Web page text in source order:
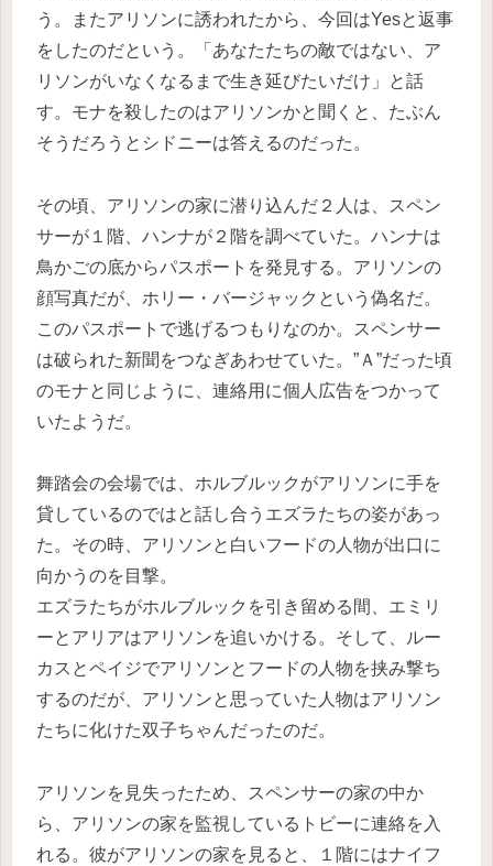
う。またアリソンに誘われたから、今回はYesと返事
をしたのだという。「あなたたちの敵ではない、ア
リソンがいなくなるまで生き延びたいだけ」と話
す。モナを殺したのはアリソンかと聞くと、たぶん
そうだろうとシドニーは答えるのだった。
その頃、アリソンの家に潜り込んだ２人は、スペン
サーが１階、ハンナが２階を調べていた。ハンナは
鳥かごの底からパスポートを発見する。アリソンの
顔写真だが、ホリー・バージャックという偽名だ。
このパスポートで逃げるつもりなのか。スペンサー
は破られた新聞をつなぎあわせていた。”Ａ”だった頃
のモナと同じように、連絡用に個人広告をつかって
いたようだ。
舞踏会の会場では、ホルブルックがアリソンに手を
貸しているのではと話し合うエズラたちの姿があっ
た。その時、アリソンと白いフードの人物が出口に
向かうのを目撃。
エズラたちがホルブルックを引き留める間、エミリ
ーとアリアはアリソンを追いかける。そして、ルー
カスとペイジでアリソンとフードの人物を挟み撃ち
するのだが、アリソンと思っていた人物はアリソン
たちに化けた双子ちゃんだったのだ。
アリソンを見失ったため、スペンサーの家の中か
ら、アリソンの家を監視しているトビーに連絡を入
れる。彼がアリソンの家を見ると、１階にはナイフ